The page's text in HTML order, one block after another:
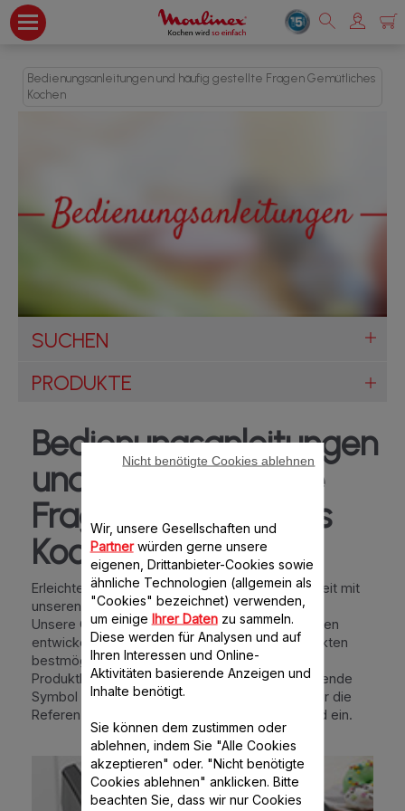
Bedienungsanleitungen und häufig gestellte Fragen Gemütliches
Kochen
SUCHEN
PRODUKTE
Bedienungsanleitungen
und häufig gestellte
Fragen Gemütliches
Kochen
Erleichtern Sie sich das Leben und sparen Sie Zeit mit
unseren Gebrauchsanweisungen!
Unsere Gebrauchsanweisungen und FAQs wurden
entwickelt, um all Ihre Fragen zu unseren Produkten
bestmöglich zu beantworten. Wählen Sie Ihre
Produktkategorie, indem Sie auf das entsprechende
Symbol klicken oder geben Sie den Namen oder die
Referenznummer Ihres Produkts in das Suchfeld ein.
Wir, unsere Gesellschaften und
Partnerwürden gerne unsere
eigenen, Drittanbieter-Cookies sowie
ähnliche Technologien (allgemein als
"Cookies" bezeichnet) verwenden,
um einige Ihrer Datenzu sammeln.
Diese werden für Analysen und auf
Ihren Interessen und Online-
Aktivitäten basierende Anzeigen und
Inhalte benötigt.
Sie können dem zustimmen oder
ablehnen, indem Sie "Alle Cookies
akzeptieren" oder. "Nicht benötigte
Cookies ablehnen" anklicken. Bitte
beachten Sie, dass wir nur Cookies
Nicht benötigte Cookies ablehnen